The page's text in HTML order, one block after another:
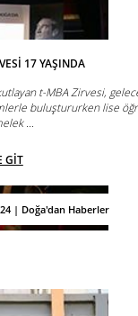
| Doğa'dan Haberler
17 YAŞINDA
kutlayan t-MBA Zirvesi,
buluştururken lise
...
GİT